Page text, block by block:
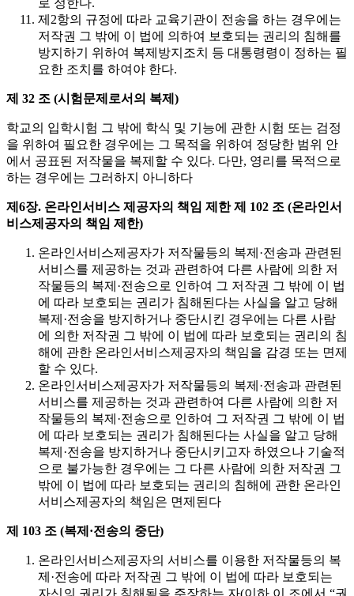
로 정한다.
제2항의 규정에 따라 교육기관이 전송을 하는 경우에는
저작권 그 밖에 이 법에 의하여 보호되는 권리의 침해를
방지하기 위하여 복제방지조치 등 대통령령이 정하는 필
요한 조치를 하여야 한다.
제 32 조 (시험문제로서의 복제)
학교의 입학시험 그 밖에 학식 및 기능에 관한 시험 또는 검정
을 위하여 필요한 경우에는 그 목적을 위하여 정당한 범위 안
에서 공표된 저작물을 복제할 수 있다. 다만, 영리를 목적으로
하는 경우에는 그러하지 아니하다
제6장. 온라인서비스 제공자의 책임 제한 제 102 조 (온라인서
비스제공자의 책임 제한)
온라인서비스제공자가 저작물등의 복제·전송과 관련된
서비스를 제공하는 것과 관련하여 다른 사람에 의한 저
작물등의 복제·전송으로 인하여 그 저작권 그 밖에 이 법
에 따라 보호되는 권리가 침해된다는 사실을 알고 당해
복제·전송을 방지하거나 중단시킨 경우에는 다른 사람
에 의한 저작권 그 밖에 이 법에 따라 보호되는 권리의 침
해에 관한 온라인서비스제공자의 책임을 감경 또는 면제
할 수 있다.
온라인서비스제공자가 저작물등의 복제·전송과 관련된
서비스를 제공하는 것과 관련하여 다른 사람에 의한 저
작물등의 복제·전송으로 인하여 그 저작권 그 밖에 이 법
에 따라 보호되는 권리가 침해된다는 사실을 알고 당해
복제·전송을 방지하거나 중단시키고자 하였으나 기술적
으로 불가능한 경우에는 그 다른 사람에 의한 저작권 그
밖에 이 법에 따라 보호되는 권리의 침해에 관한 온라인
서비스제공자의 책임은 면제된다
제 103 조 (복제·전송의 중단)
온라인서비스제공자의 서비스를 이용한 저작물등의 복
제·전송에 따라 저작권 그 밖에 이 법에 따라 보호되는